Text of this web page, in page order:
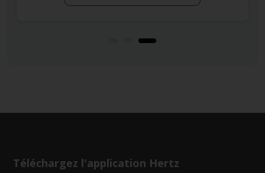
Téléchargez l'application Hertz